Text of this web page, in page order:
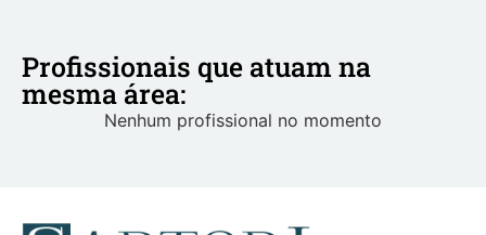
Profissionais que atuam na
mesma área:
Nenhum profissional no momento